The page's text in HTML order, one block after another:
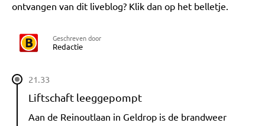
ontvangen van dit liveblog? Klik dan op het belletje.
Geschreven door
Redactie
21.33
Liftschaft leeggepompt
Aan de Reinoutlaan in Geldrop is de brandweer